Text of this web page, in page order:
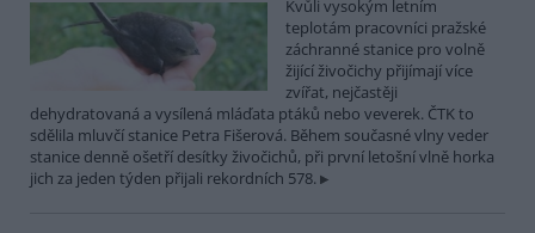
Kvůli vysokým letním
teplotám pracovníci pražské
záchranné stanice pro volně
žijící živočichy přijímají více
zvířat, nejčastěji
dehydratovaná a vysílená mláďata ptáků nebo veverek. ČTK to
sdělila mluvčí stanice Petra Fišerová. Během současné vlny veder
stanice denně ošetří desítky živočichů, při první letošní vlně horka
jich za jeden týden přijali rekordních 578.